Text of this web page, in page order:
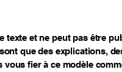
texte et ne peut pas être
que des explications,
vous fier à ce modèle